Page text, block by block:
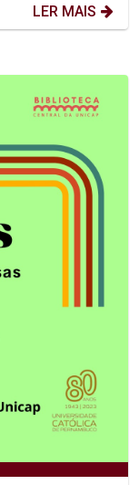
LER MAIS